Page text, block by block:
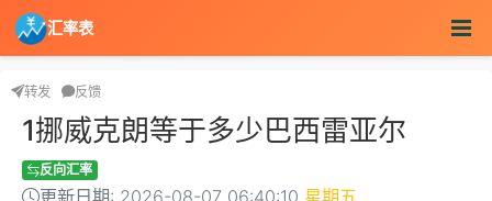
汇率表
转发 反馈
1挪威克朗等于多少巴西雷亚尔
反向汇率